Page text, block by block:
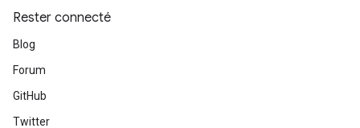
Rester connecté
Blog
Forum
GitHub
Twitter